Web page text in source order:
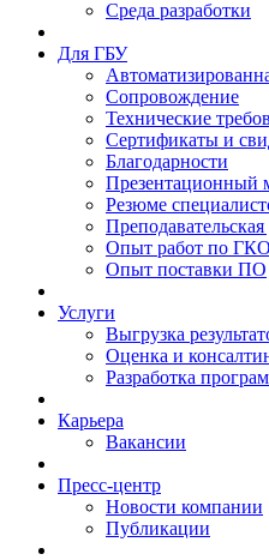
Среда разработки
Для ГБУ
Сопровождение
Технические
Сертификаты и
Благодарности
Презентационный
Резюме
Преподавательская
Опыт работ по ГКО
Опыт поставки ПО
Услуги
Выгрузка
Оценка и
Разработка
Карьера
Вакансии
Пресс-центр
Новости компании
Публикации